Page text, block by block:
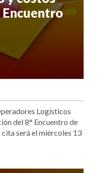
Logísticos
del 8° Encuentro de
será el miércoles 13